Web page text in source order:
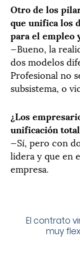
Otro de los
que unifica los
para el empleo
—Bueno, la
dos modelos
Profesional no
subsistema, o
¿Los
unificación
—Sí, pero con
lidera y que en
empresa.
El contrato
muy